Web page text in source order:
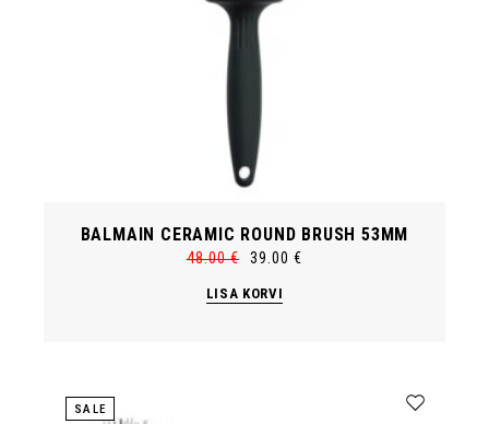
BALMAIN CERAMIC ROUND BRUSH 53MM
48.00€
Algne
oli:
48.00 €.
39.00€
Current
39.00 €.
LISA KORVI
SALE